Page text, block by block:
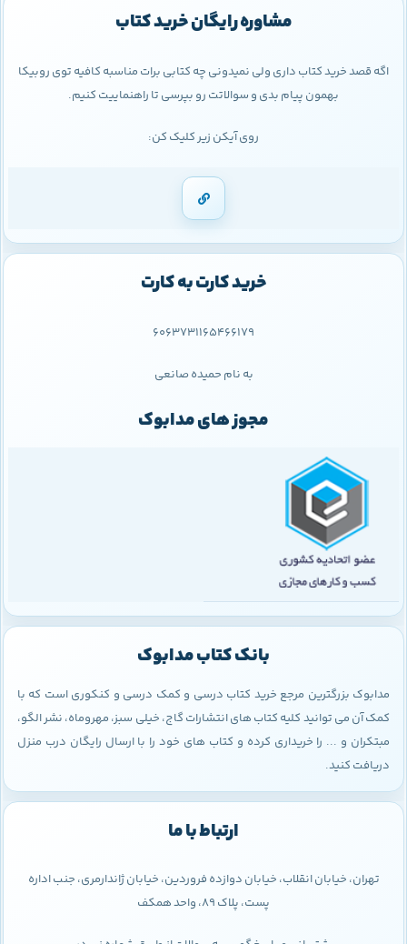
مشاوره رایگان خرید کتاب
اگه قصد خرید کتاب داری ولی نمیدونی چه کتابی برات مناسبه کافیه توی روبیکا
بهمون پیام بدی و سوالاتت رو بپرسی تا راهنماییت کنیم.
روی آیکن زیر کلیک کن:
خرید کارت به کارت
6063731165466179
به نام حمیده صانعی
مجوز های مدابوک
بانک کتاب مدابوک
مدابوک بزرگترین مرجع خرید کتاب درسی و کمک درسی و کنکوری است که با
کمک آن می توانید کلیه کتاب های انتشارات گاج، خیلی سبز، مهروماه، نشر الگو،
مبتکران و ... را خریداری کرده و کتاب های خود را با ارسال رایگان درب منزل
دریافت کنید.
ارتباط با ما
تهران، خیابان انقلاب، خیابان دوازده فروردین، خیابان ژاندارمری، جنب اداره
پست، پلاک 89، واحد همکف